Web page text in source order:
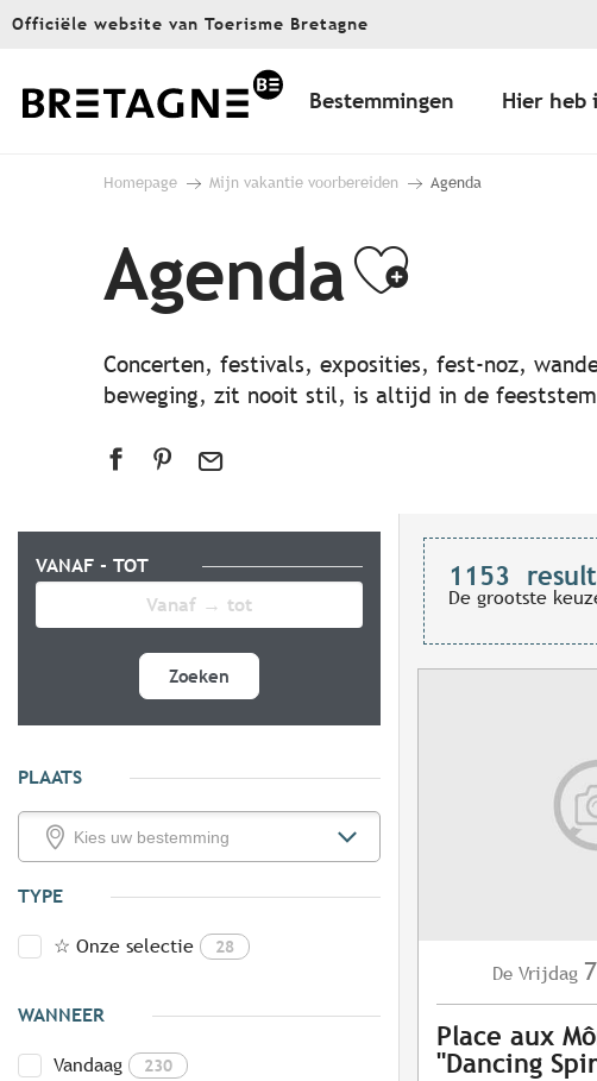
Aller
principal
Officiële website van Toerisme Bretagne
Bestemmingen Hier heb
Homepage Mijn vakantie voorbereiden Agenda
Agenda
Concerten, festivals, exposities, fest-noz,
beweging, zit nooit stil, is altijd in de
VANAF - TOT
Zoeken
PLAATS
TYPE
☆ Onze selectie 28
WANNEER
Vandaag 230
1153
De grootste
De Vrijdag 7
Place aux
"Dancing